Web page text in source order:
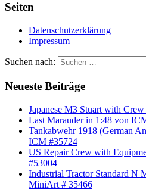
Seiten
Datenschutzerklärung
Impressum
Suchen nach:
Neueste Beiträge
Japanese M3 Stuart with
Last Marauder in 1:48 von
Tankabwehr 1918 (German
ICM #35724
US Repair Crew with
#53004
Industrial Tractor Standard N
MiniArt # 35466